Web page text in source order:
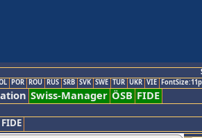
POR ROU RUS SRB SVK SWE TUR UKR VIE
Swiss-Manager ÖSB FIDE